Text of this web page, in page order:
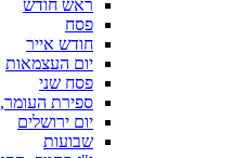
ראש חודש
פסח
חודש אייר
יום העצמאות
פסח שני
ספירת
יום ירושלים
שבועות